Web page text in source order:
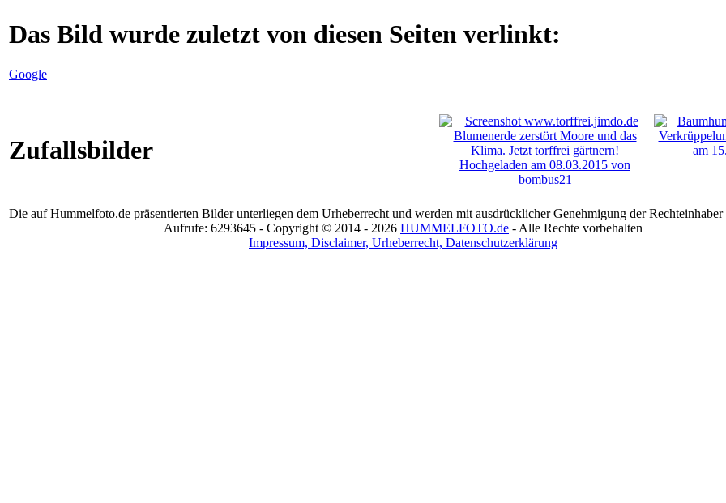
Das Bild wurde zuletzt von diesen Seiten verlinkt:
Google
Zufallsbilder
Die auf Hummelfoto.de präsentierten Bilder unterliegen dem Urheberrecht und werden mit ausdrücklicher Genehmigung der
Aufrufe: 6293645 - Copyright © 2014 - 2026 HUMMELFOTO.de - Alle Rechte vorbehalten
Impressum, Disclaimer, Urheberrecht, Datenschutzerklärung